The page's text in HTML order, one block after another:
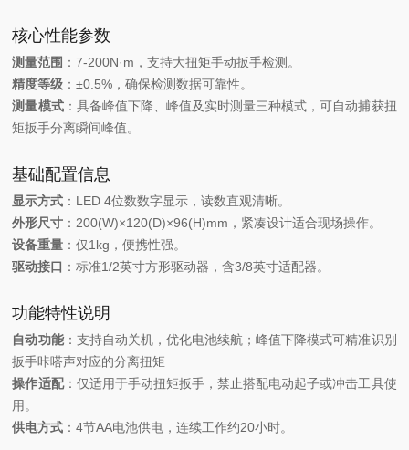
核心性能参数
测量范围 ：7-200N·m，支持大扭矩手动扳手检测。
精度等级 ：±0.5%，确保检测数据可靠性。
测量模式：具备峰值下降、峰值及实时测量三种模式，可自动捕获扭
矩扳手分离瞬间峰值。
基础配置信息
显示方式 ：LED 4位数数字显示，读数直观清晰。
外形尺寸 ：200(W)×120(D)×96(H)mm，紧凑设计适合现场操作。
设备重量 ：仅1kg，便携性强。
驱动接口 ：标准1/2英寸方形驱动器，含3/8英寸适配器。
功能特性说明
自动功能：支持自动关机，优化电池续航；峰值下降模式可精准识别
扳手咔嗒声对应的分离扭矩
操作适配：仅适用于手动扭矩扳手，禁止搭配电动起子或冲击工具使
用。
供电方式 ：4节AA电池供电，连续工作约20小时。